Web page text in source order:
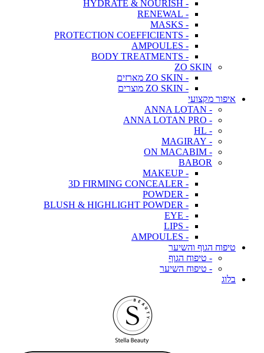
- HYDRATE & NOURISH
- RENEWAL
- MASKS
- PROTECTION COEFFICIENTS
- AMPOULES
- BODY TREATMENTS
ZO SKIN
- ZO SKIN מארזים
- ZO SKIN מוצרים
איפור מקצועי
- ANNA LOTAN
- ANNA LOTAN PRO
- HL
- MAGIRAY
- ON MACABIM
BABOR
- MAKEUP
- 3D FIRMING CONCEALER
- POWDER
- BLUSH & HIGHLIGHT POWDER
- EYE
- LIPS
- AMPOULES
טיפוח הגוף והשיער
- טיפוח הגוף
- טיפוח השיער
בלוג